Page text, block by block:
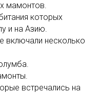
мамонтов.
которых
и на Азию.
включали несколько
встречались на